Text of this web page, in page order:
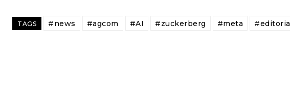
TAGS #news #agcom #AI #zuckerberg #meta #editoria